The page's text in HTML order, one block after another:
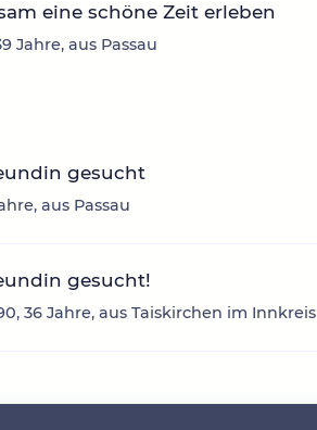
eine schöne Zeit erleben
Jahre, aus Passau
gesucht
aus Passau
gesucht!
36 Jahre, aus Taiskirchen im Innkreis